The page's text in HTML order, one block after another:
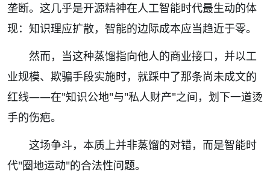
垄断。这几乎是开源精神在人工智能时代最生动的体
现：知识理应扩散，智能的边际成本应当趋近于零。
然而，当这种蒸馏指向他人的商业接口，并以工
业规模、欺骗手段实施时，就踩中了那条尚未成文的
红线——在"知识公地"与"私人财产"之间，划下一道烫
手的伤疤。
这场争斗，本质上并非蒸馏的对错，而是智能时
代"圈地运动"的合法性问题。